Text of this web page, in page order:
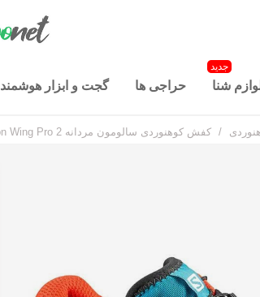
شنا
جدید
حراجی ها گجت و ابزار هوشمند
/ کفش کوهنوردی سالومون مردانه Salomon Wing Pro 2